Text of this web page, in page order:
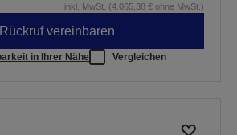
inkl. MwSt. (4.065,38 € ohne MwSt.)
Rückruf vereinbaren
in Ihrer Nähe Vergleichen